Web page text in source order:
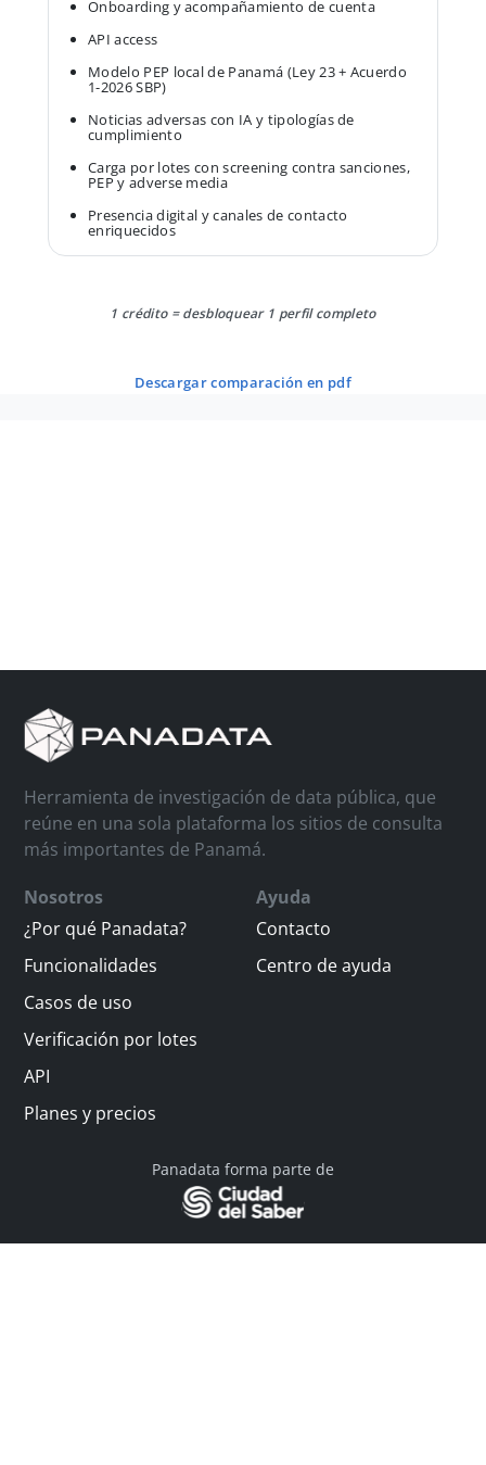
Onboarding y acompañamiento de cuenta
API access
Modelo PEP local de Panamá (Ley 23 + Acuerdo
1-2026 SBP)
Noticias adversas con IA y tipologías de
cumplimiento
Carga por lotes con screening contra sanciones,
PEP y adverse media
Presencia digital y canales de contacto
enriquecidos
1 crédito = desbloquear 1 perfil completo
descargar comparación en pdf
Herramienta de investigación de data pública, que
reúne en una sola plataforma los sitios de consulta
más importantes de Panamá.
Nosotros
¿Por qué Panadata?
Funcionalidades
Casos de uso
Verificación por lotes
API
Planes y precios
Ayuda
Contacto
Centro de ayuda
Panadata forma parte de